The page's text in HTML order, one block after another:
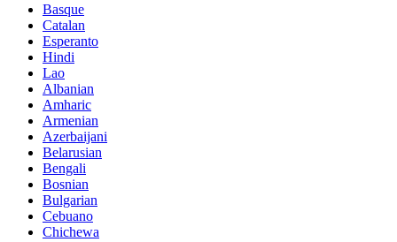
Basque
Catalan
Esperanto
Hindi
Lao
Albanian
Amharic
Armenian
Azerbaijani
Belarusian
Bengali
Bosnian
Bulgarian
Cebuano
Chichewa